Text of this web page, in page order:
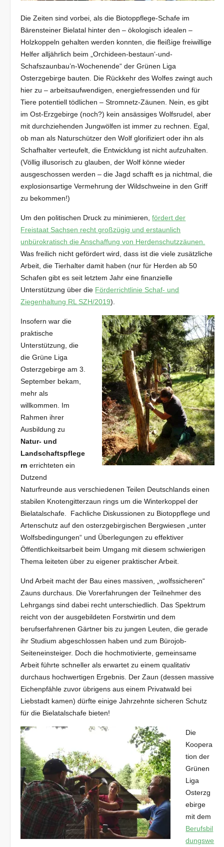
Die Zeiten sind vorbei, als die Biotoppflege-Schafe im
Bärensteiner Bielatal hinter den – ökologisch idealen –
Holzkoppeln gehalten werden konnten, die fleißige freiwillige
Helfer alljährlich beim „Orchideen-bestaun‘-und-
Schafszaunbau’n-Wochenende“ der Grünen Liga
Osterzgebirge bauten. Die Rückkehr des Wolfes zwingt auch
hier zu – arbeitsaufwendigen, energiefressenden und für
Tiere potentiell tödlichen – Stromnetz-Zäunen. Nein, es gibt
im Ost-Erzgebirge (noch?) kein ansässiges Wolfsrudel, aber
mit durchziehenden Jungwölfen ist immer zu rechnen. Egal,
ob man als Naturschützer den Wolf glorifiziert oder ihn als
Schafhalter verteufelt, die Entwicklung ist nicht aufzuhalten.
(Völlig illusorisch zu glauben, der Wolf könne wieder
ausgeschossen werden – die Jagd schafft es ja nichtmal, die
explosionsartige Vermehrung der Wildschweine in den Griff
zu bekommen!)
Um den politischen Druck zu minimieren,fördert der
Freistaat Sachsen recht großzügig und erstaunlich
unbürokratisch die Anschaffung von Herdenschutzzäunen.
Was freilich nicht gefördert wird, dass ist die viele zusätzliche
Arbeit, die Tierhalter damit haben (nur für Herden ab 50
Schafen gibt es seit letztem Jahr eine finanzielle
Unterstützung über die Förderrichtlinie Schaf- und
Ziegenhaltung RL SZH/2019).
Insofern war die
praktische
Unterstützung, die
die Grüne Liga
Osterzgebirge am 3.
September bekam,
mehr als
willkommen. Im
Rahmen ihrer
Ausbildung zu
Natur- und
Landschaftspflege
rnerrichteten ein
Dutzend
Naturfreunde aus verschiedenen Teilen Deutschlands einen
stabilen Knotengitterzaun rings um die Winterkoppel der
Bielatalschafe. Fachliche Diskussionen zu Biotoppflege und
Artenschutz auf den osterzgebirgischen Bergwiesen „unter
Wolfsbedingungen“ und Überlegungen zu effektiver
Öffentlichkeitsarbeit beim Umgang mit diesem schwierigen
Thema leiteten über zu eigener praktischer Arbeit.
Und Arbeit macht der Bau eines massiven, „wolfssicheren“
Zauns durchaus. Die Vorerfahrungen der Teilnehmer des
Lehrgangs sind dabei recht unterschiedlich. Das Spektrum
reicht von der ausgebildeten Forstwirtin und dem
berufserfahrenen Gärtner bis zu jungen Leuten, die gerade
ihr Studium abgeschlossen haben und zum Bürojob-
Seiteneinsteiger. Doch die hochmotivierte, gemeinsame
Arbeit führte schneller als erwartet zu einem qualitativ
durchaus hochwertigen Ergebnis. Der Zaun (dessen massive
Eichenpfähle zuvor übrigens aus einem Privatwald bei
Liebstadt kamen) dürfte einige Jahrzehnte sicheren Schutz
für die Bielatalschafe bieten!
Die
Koopera
tion der
Grünen
Liga
Osterzg
ebirge
mit dem
Berufsbil
dungswe